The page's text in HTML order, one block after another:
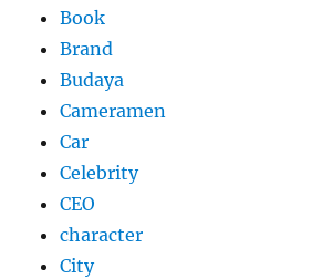
Book
Brand
Budaya
Cameramen
Car
Celebrity
CEO
character
City